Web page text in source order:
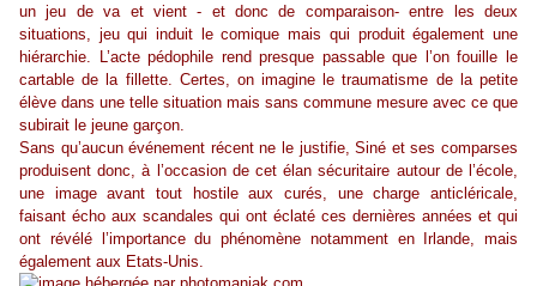
un jeu de va et vient - et donc de comparaison- entre les deux
situations, jeu qui induit le comique mais qui produit également une
hiérarchie. L’acte pédophile rend presque passable que l’on fouille le
cartable de la fillette. Certes, on imagine le traumatisme de la petite
élève dans une telle situation mais sans commune mesure avec ce que
subirait le jeune garçon.
Sans qu’aucun événement récent ne le justifie,Siné et ses comparses
produisent donc, à l’occasion de cet élan sécuritaire autour de l’école,
une image avant tout hostile aux curés, une charge anticléricale,
faisant écho aux scandales qui ont éclaté ces dernières années et qui
ont révélé l’importance du phénomène notamment en Irlande, mais
également aux Etats-Unis.